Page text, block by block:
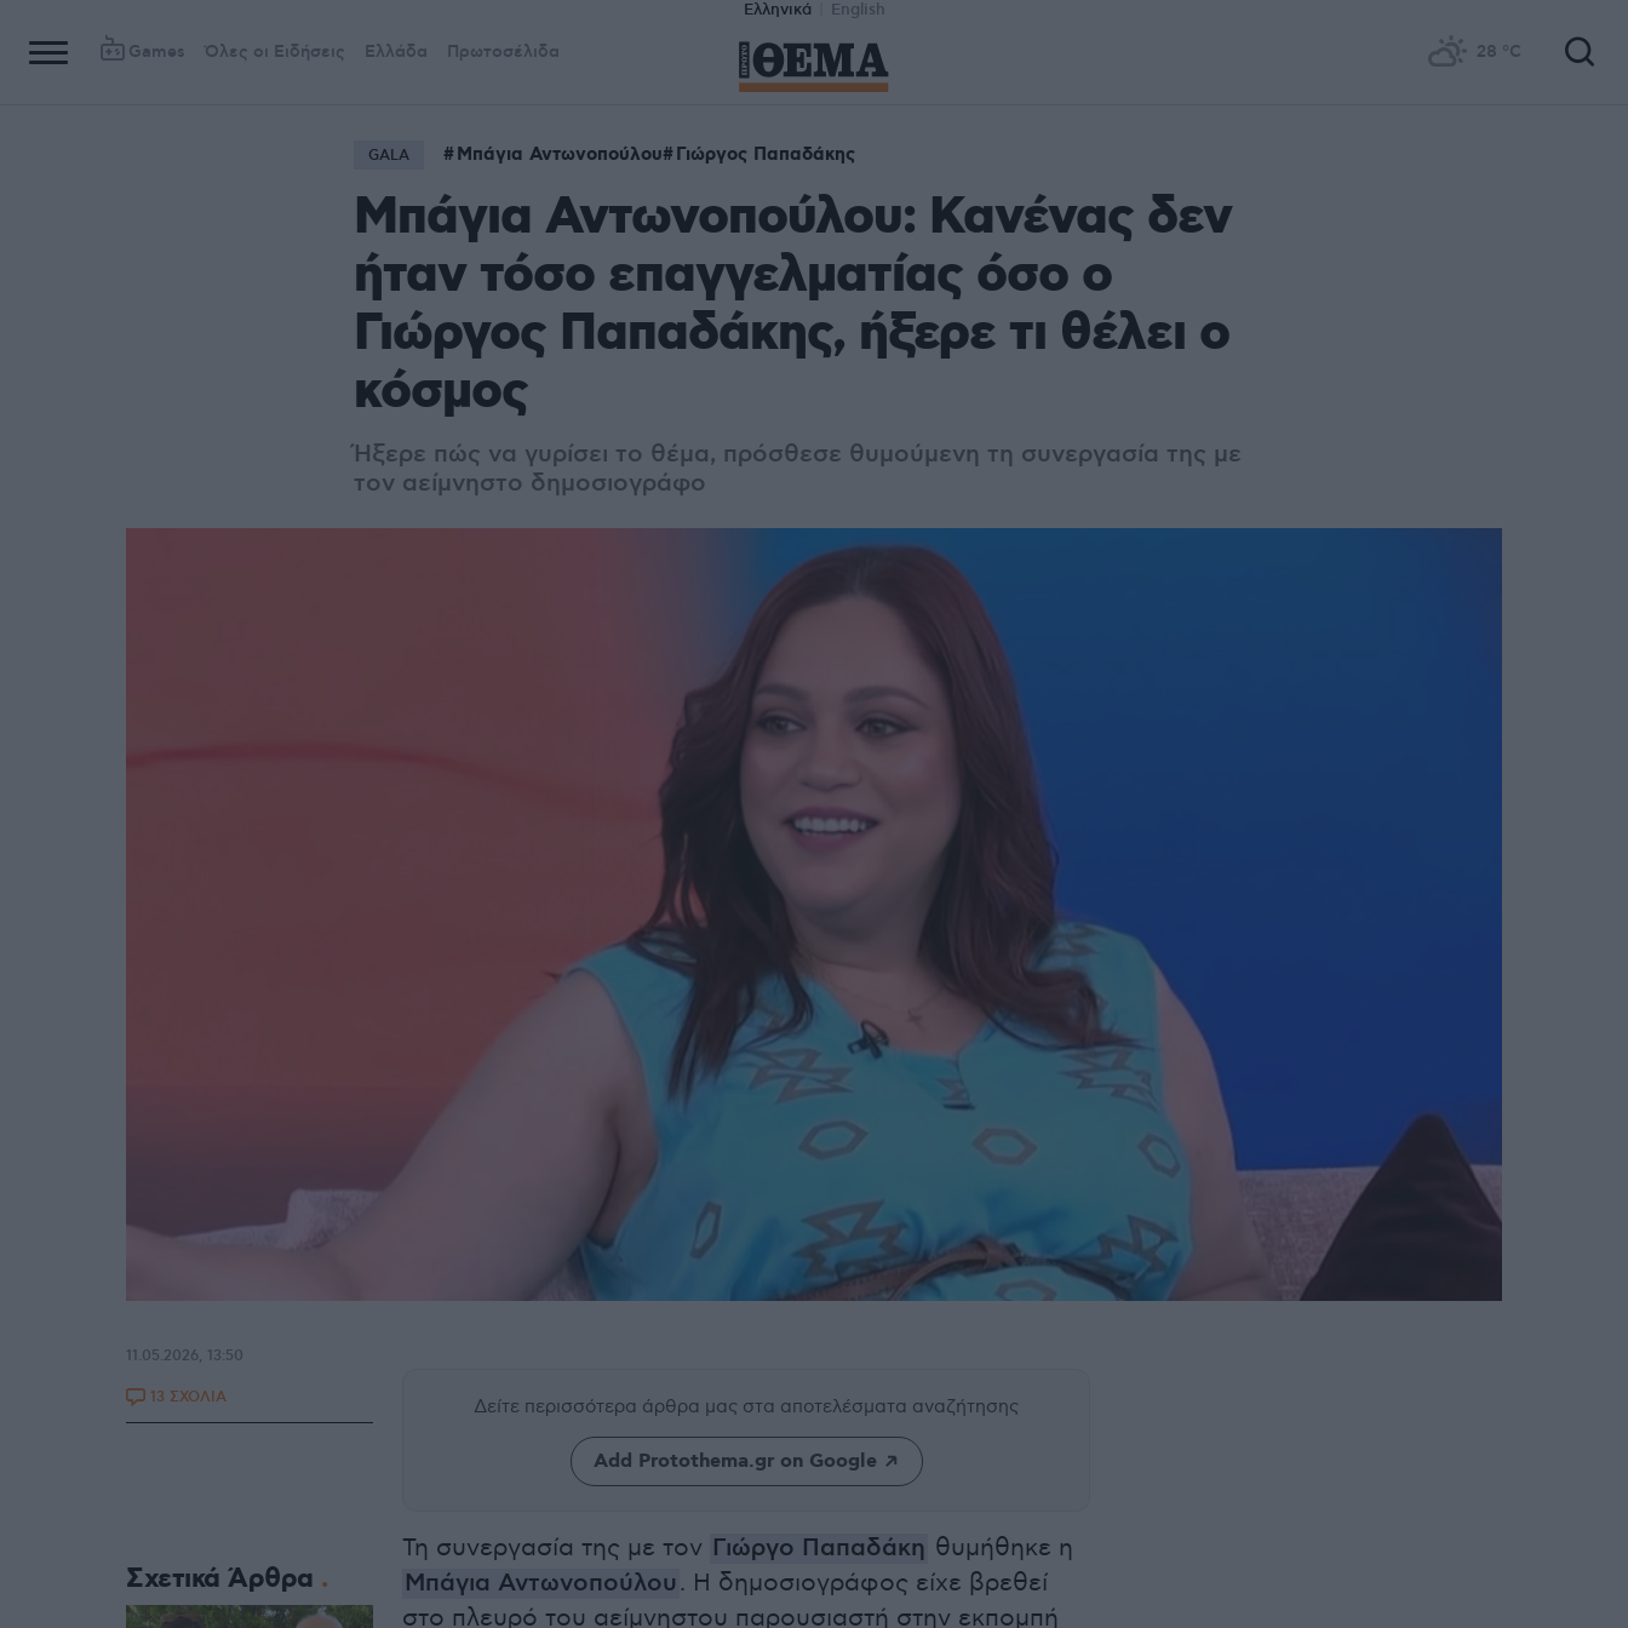
Ελληνικά English
Games Όλες οι Ειδήσεις Ελλάδα Πρωτοσέλιδα 28 °C
GALA Μπάγια Αντωνοπούλου Γιώργος Παπαδάκης
Μπάγια Αντωνοπούλου: Κανένας δεν
ήταν τόσο επαγγελματίας όσο ο
Γιώργος Παπαδάκης, ήξερε τι θέλει ο
κόσμος
Ήξερε πώς να γυρίσει το θέμα, πρόσθεσε θυμούμενη τη συνεργασία της με
τον αείμνηστο δημοσιογράφο
Δείτε περισσότερα άρθρα μας στα αποτελέσματα αναζήτησης
Add Protothema.gr on Google
Τη συνεργασία της με τον Γιώργο Παπαδάκη θυμήθηκε η
Μπάγια Αντωνοπούλου. Η δημοσιογράφος είχε βρεθεί
στο πλευρό του αείμνηστου παρουσιαστή στην εκπομπή
11.05.2026, 13:50
13 ΣΧΟΛΙΑ
Σχετικά Άρθρα